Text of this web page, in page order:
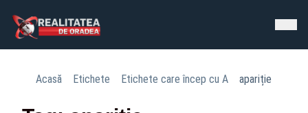
Acasă Etichete Etichete care încep cu A apariție